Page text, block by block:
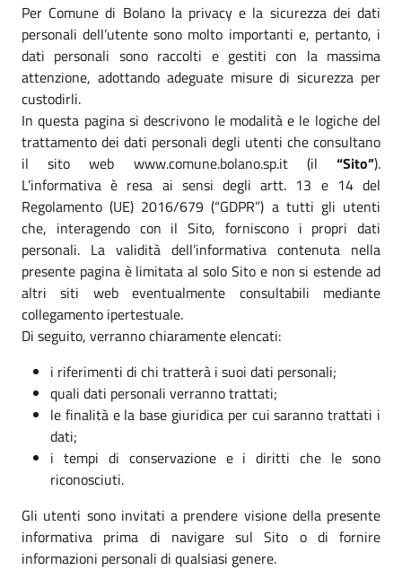
Per Comune di Bolano la privacy e la sicurezza dei dati
personali dell’utente sono molto importanti e, pertanto, i
dati personali sono raccolti e gestiti con la massima
attenzione, adottando adeguate misure di sicurezza per
custodirli.
In questa pagina si descrivono le modalità e le logiche del
trattamento dei dati personali degli utenti che consultano
il sito web www.comune.bolano.sp.it (il “Sito”).
L’informativa è resa ai sensi degli artt. 13 e 14 del
Regolamento (UE) 2016/679 (“GDPR”) a tutti gli utenti
che, interagendo con il Sito, forniscono i propri dati
personali. La validità dell’informativa contenuta nella
presente pagina è limitata al solo Sito e non si estende ad
altri siti web eventualmente consultabili mediante
collegamento ipertestuale.
Di seguito, verranno chiaramente elencati:
i riferimenti di chi tratterà i suoi dati personali;
quali dati personali verranno trattati;
le finalità e la base giuridica per cui saranno trattati i
dati;
i tempi di conservazione e i diritti che le sono
riconosciuti.
Gli utenti sono invitati a prendere visione della presente
informativa prima di navigare sul Sito o di fornire
informazioni personali di qualsiasi genere.